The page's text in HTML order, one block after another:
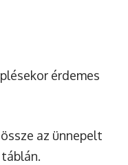
érdemes
az ünnepelt